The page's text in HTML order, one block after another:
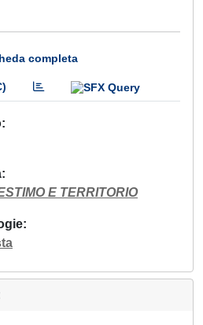
completa
E TERRITORIO